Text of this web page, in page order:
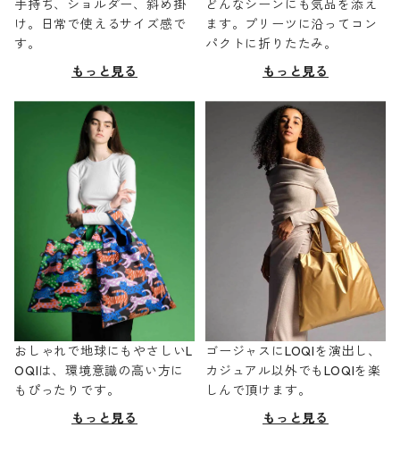
手持ち、ショルダー、斜め掛
け。日常で使えるサイズ感で
す。
もっと見る
どんなシーンにも気品を添え
ます。プリーツに沿ってコン
パクトに折りたたみ。
もっと見る
おしゃれで地球にもやさしいL
OQIは、環境意識の高い方に
もぴったりです。
もっと見る
ゴージャスにLOQIを演出し、
カジュアル以外でもLOQIを楽
しんで頂けます。
もっと見る